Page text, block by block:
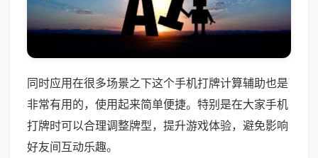
同时应用在很多场景之下这个手机打牌计算辅助也是
非常有用的，使用起来简单便捷。特别是在大家手机
打牌时可以合理调整牌型，提升游戏体验，避免影响
好友间互动乐趣。